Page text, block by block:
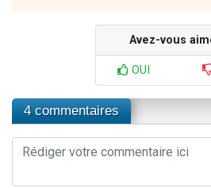
Avez-vous
OUI
4 commentaires